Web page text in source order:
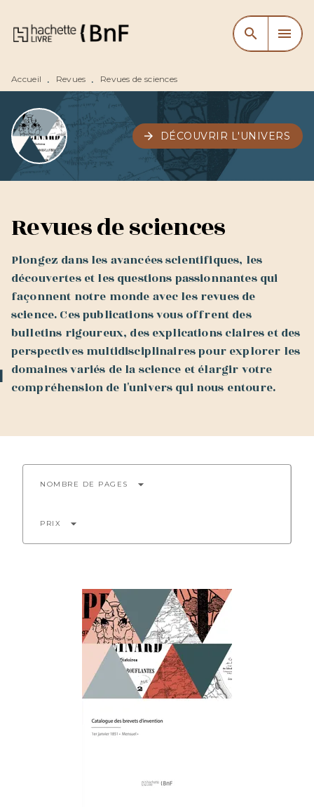
MENU RECHERCHE
CONTENU
search menu
Accueil • Revues • Revues de sciences
arrow_forward DÉCOUVRIR L'UNIVERS
Revues de sciences
Plongez dans les avancées scientifiques, les
découvertes et les questions passionnantes qui
façonnent notre monde avec les revues de
science. Ces publications vous offrent des
bulletins rigoureux, des explications claires et des
perspectives multidisciplinaires pour explorer les
domaines variés de la science et élargir votre
compréhension de l'univers qui nous entoure.
NOMBRE DE PAGES arrow_drop_down
PRIX arrow_drop_down